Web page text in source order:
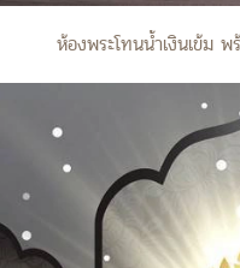
ห้องพระโทนน้ำเงินเข้ม